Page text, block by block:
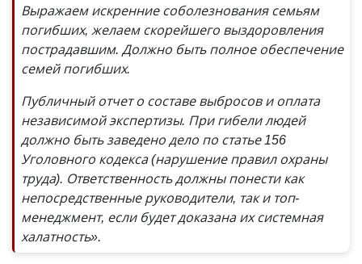
Выражаем искренние соболезнования семьям
погибших, желаем скорейшего выздоровления
пострадавшим. Должно быть полное обеспечение
семей погибших.
Публичный отчет о составе выбросов и оплата
независимой экспертизы. При гибели людей
должно быть заведено дело по статье 156
Уголовного кодекса (нарушение правил охраны
труда). Ответственность должны понести как
непосредственные руководители, так и топ-
менеджмент, если будет доказана их системная
халатность».